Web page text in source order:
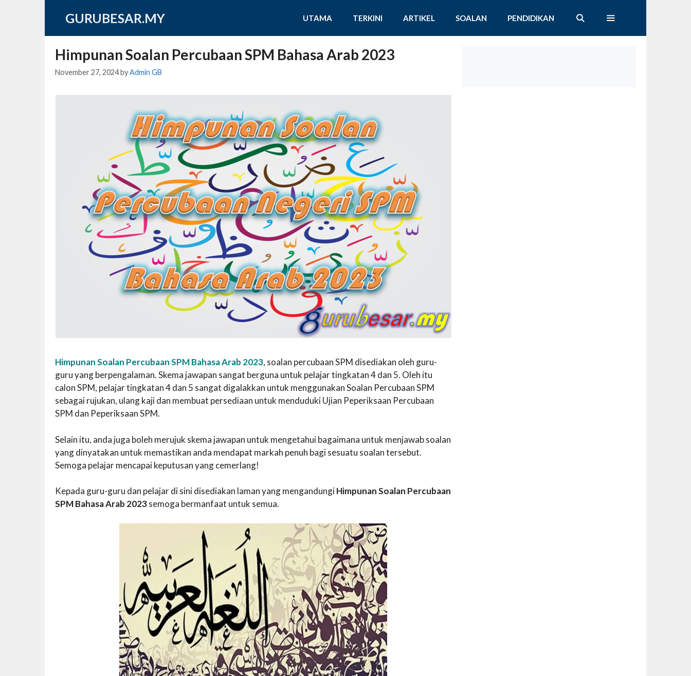
GURUBESAR.MY UTAMA TERKINI ARTIKEL SOALAN PENDIDIKAN
Himpunan Soalan Percubaan SPM Bahasa Arab 2023
November 27, 2024byAdmin GB
Himpunan Soalan Percubaan SPM Bahasa Arab 2023, soalan percubaan SPM disediakan oleh guru-
guru yang berpengalaman. Skema jawapan sangat berguna untuk pelajar tingkatan 4 dan 5. Oleh itu
calon SPM, pelajar tingkatan 4 dan 5 sangat digalakkan untuk menggunakan Soalan Percubaan SPM
sebagai rujukan, ulang kaji dan membuat persediaan untuk menduduki Ujian Peperiksaan Percubaan
SPM dan Peperiksaan SPM.
Selain itu, anda juga boleh merujuk skema jawapan untuk mengetahui bagaimana untuk menjawab soalan
yang dinyatakan untuk memastikan anda mendapat markah penuh bagi sesuatu soalan tersebut.
Semoga pelajar mencapai keputusan yang cemerlang!
Kepada guru-guru dan pelajar di sini disediakan laman yang mengandungiHimpunan Soalan Percubaan
SPM Bahasa Arab 2023semoga bermanfaat untuk semua.